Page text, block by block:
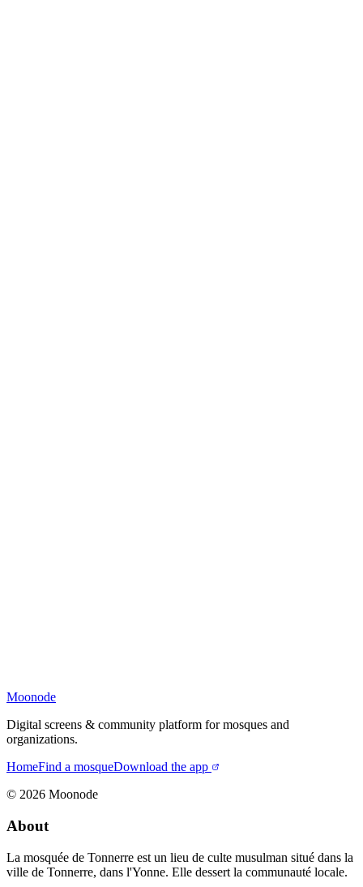
Moonode
Digital screens & community platform for mosques and
organizations.
HomeFind a mosqueDownload the app
© 2026 Moonode
About
La mosquée de Tonnerre est un lieu de culte musulman situé dans la
ville de Tonnerre, dans l'Yonne. Elle dessert la communauté locale.